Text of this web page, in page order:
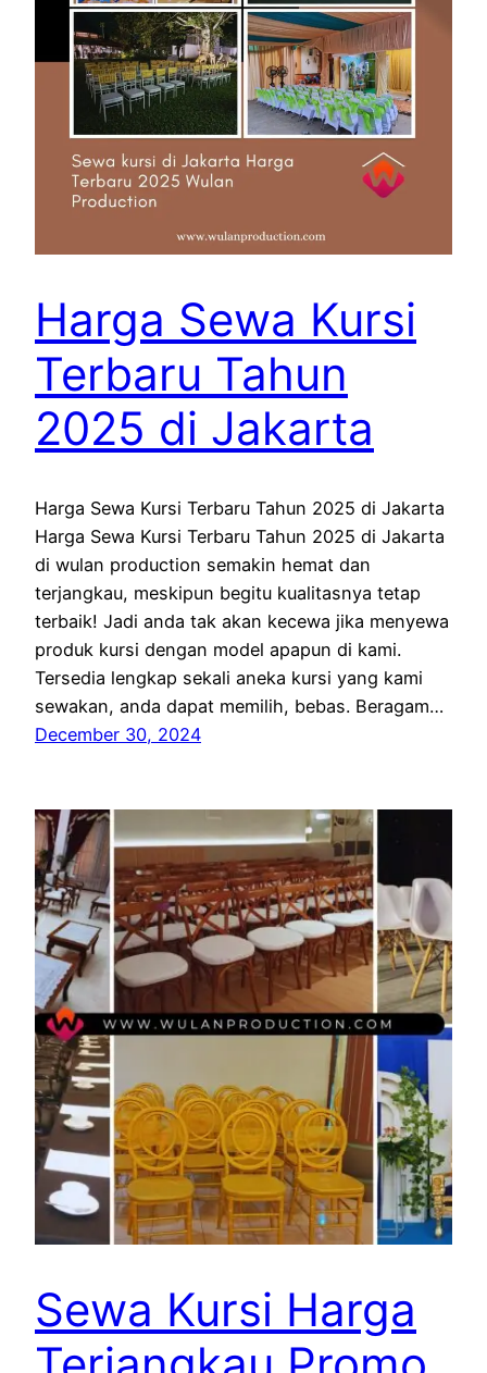
Harga Sewa Kursi
Terbaru Tahun
2025 di Jakarta
Harga Sewa Kursi Terbaru Tahun 2025 di Jakarta
Harga Sewa Kursi Terbaru Tahun 2025 di Jakarta
di wulan production semakin hemat dan
terjangkau, meskipun begitu kualitasnya tetap
terbaik! Jadi anda tak akan kecewa jika menyewa
produk kursi dengan model apapun di kami.
Tersedia lengkap sekali aneka kursi yang kami
sewakan, anda dapat memilih, bebas. Beragam…
December 30, 2024
Sewa Kursi Harga